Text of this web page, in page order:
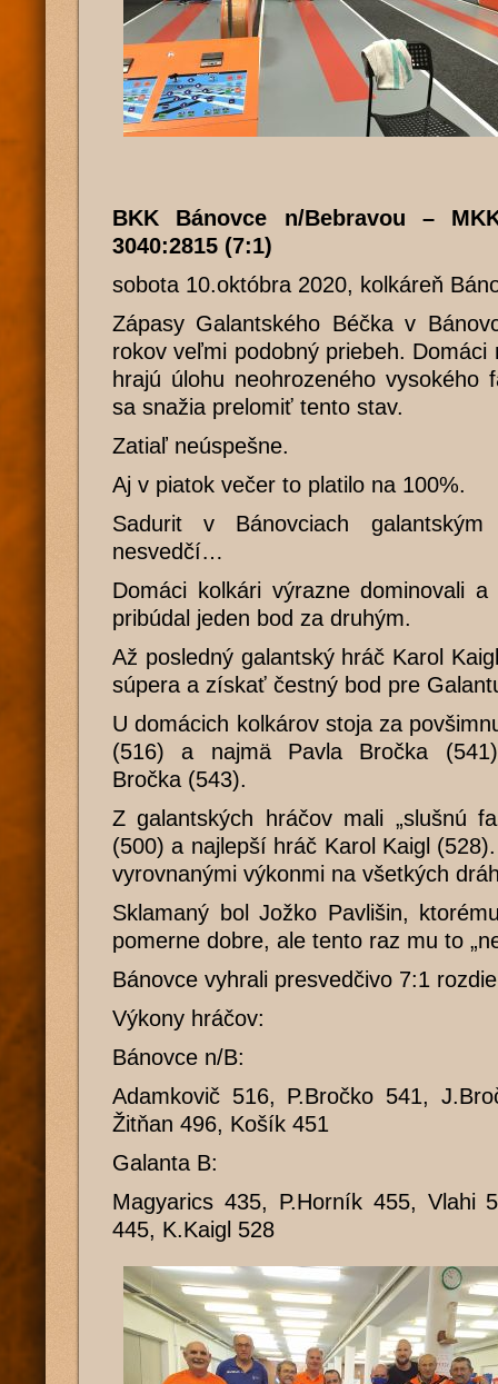
BKK Bánovce n/Bebravou –
3040:2815 (7:1)
sobota 10.októbra 2020, kolkáreň
Zápasy Galantského Béčka v
rokov veľmi podobný priebeh. Domáci
hrajú úlohu neohrozeného vysokého
sa snažia prelomiť tento stav.
Zatiaľ neúspešne.
Aj v piatok večer to platilo na 100%.
Sadurit v Bánovciach galantským
nesvedčí…
Domáci kolkári výrazne dominovali
pribúdal jeden bod za druhým.
Až posledný galantský hráč Karol
súpera a získať čestný bod pre
U domácich kolkárov stoja za
(516) a najmä Pavla Bročka
Bročka (543).
Z galantských hráčov mali „slušnú
(500) a najlepší hráč Karol Kaigl
vyrovnanými výkonmi na všetkých
Sklamaný bol Jožko Pavlišin,
pomerne dobre, ale tento raz mu to
Bánovce vyhrali presvedčivo 7:1
Výkony hráčov:
Bánovce n/B:
Adamkovič 516, P.Bročko 541,
Žitňan 496, Košík 451
Galanta B:
Magyarics 435, P.Horník 455, Vlahi
445, K.Kaigl 528